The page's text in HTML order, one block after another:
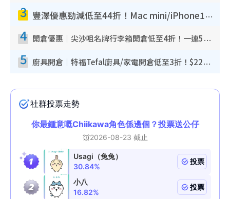
3 豐澤優惠勁減低至44折！Mac mini/iPhone17Pro大減價！廚房家電$220起
4 開倉優惠｜尖沙咀名牌行李箱開倉低至4折！一連5日 American Tourister/ace./Hallmark $200起！
5 廚具開倉｜特福Tefal廚具/家電開倉低至3折！$220起買平底鍋/炒鑊/湯煲！電飯煲/吸塵機/燙斗$418起